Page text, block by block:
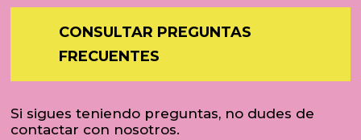
CONSULTAR PREGUNTAS
FRECUENTES
Si sigues teniendo preguntas, no dudes de
contactar con nosotros.